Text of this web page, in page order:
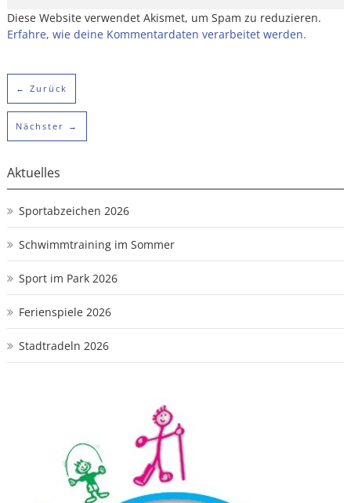
Diese Website verwendet Akismet, um Spam zu reduzieren.
Erfahre, wie deine Kommentardaten verarbeitet werden.
← Zurück
Nächster →
Aktuelles
Sportabzeichen 2026
Schwimmtraining im Sommer
Sport im Park 2026
Ferienspiele 2026
Stadtradeln 2026